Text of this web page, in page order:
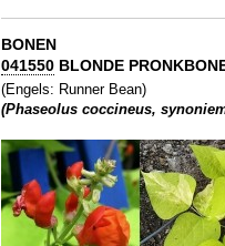
BONEN
041550 BLONDE
(Engels: Runner Bean)
(Phaseolus coccineus,